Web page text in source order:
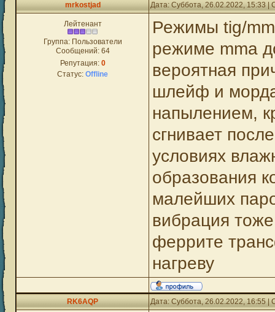
mrkostjad Дата: Суббота, 26.02.2022, 15:33
Лейтенант
Группа: Пользователи
Сообщений: 64
Репутация: 0
Статус: Offline
Режимы tig/
режиме mma
вероятная
шлейф и
напылением,
сгнивает
условиях
образования
малейших
вибрация
феррите
нагреву
RK6AQP Дата: Суббота, 26.02.2022, 16:55